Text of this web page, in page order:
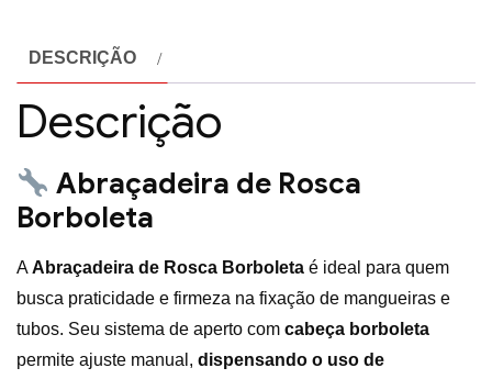
DESCRIÇÃO
Descrição
Abraçadeira de Rosca
Borboleta
AAbraçadeira de Rosca Borboleta é ideal para quem
busca praticidade e firmeza na fixação de mangueiras e
tubos. Seu sistema de aperto com cabeça borboleta
permite ajuste manual, dispensando o uso de